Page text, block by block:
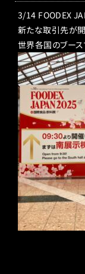
3/14 FOODEX
新たな取引先が
世界各国のブース